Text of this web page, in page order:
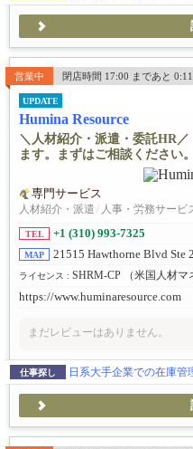
営業中 閉店時間 17:00 まであと
UPDATE
Humina Resource
＼人材紹介・派遣・委託HR
ます。まずはご相談ください。
専門サービス
人材紹介・派遣 / 人事・労務サービ
TEL +1 (310) 993-7325
MAP 21515 Hawthorne Blvd Ste
ライセンス : SHRM-CP （米国人材マ
https://www.huminaresource.com
まだレビューはありません。
仕事探し